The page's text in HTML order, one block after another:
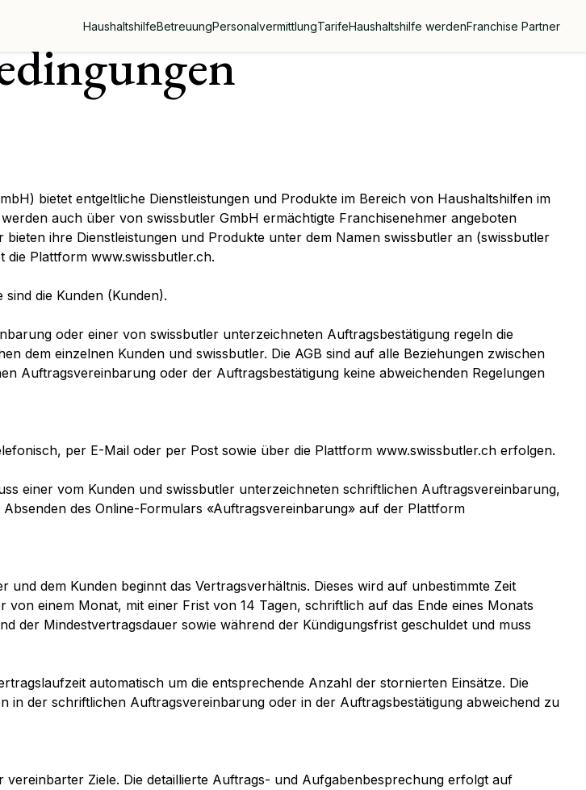
HaushaltshilfeBetreuungPersonalvermittlungTarifeHaushaltshilfe werdenFranchise Partner
bietet entgeltliche Dienstleistungen und Produkte im Bereich von Haushaltshilfen im
auch über von swissbutler GmbH ermächtigte Franchisenehmer angeboten
ihre Dienstleistungen und Produkte unter dem Namen swissbutler an (swissbutler
die Plattform www.swissbutler.ch.
die Kunden (Kunden).
oder einer von swissbutler unterzeichneten Auftragsbestätigung regeln die
dem einzelnen Kunden und swissbutler. Die AGB sind auf alle Beziehungen zwischen
Auftragsvereinbarung oder der Auftragsbestätigung keine abweichenden Regelungen
per E-Mail oder per Post sowie über die Plattform www.swissbutler.ch erfolgen.
einer vom Kunden und swissbutler unterzeichneten schriftlichen Auftragsvereinbarung,
des Online-Formulars «Auftragsvereinbarung» auf der Plattform
dem Kunden beginnt das Vertragsverhältnis. Dieses wird auf unbestimmte Zeit
einem Monat, mit einer Frist von 14 Tagen, schriftlich auf das Ende eines Monats
der Mindestvertragsdauer sowie während der Kündigungsfrist geschuldet und muss
automatisch um die entsprechende Anzahl der stornierten Einsätze. Die
in der schriftlichen Auftragsvereinbarung oder in der Auftragsbestätigung abweichend zu
Ziele. Die detaillierte Auftrags- und Aufgabenbesprechung erfolgt auf